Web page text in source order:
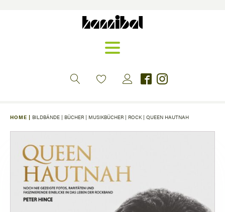
HOME | BILDBÄNDE | BÜCHER | MUSIKBÜCHER | ROCK| QUEEN HAUTNAH